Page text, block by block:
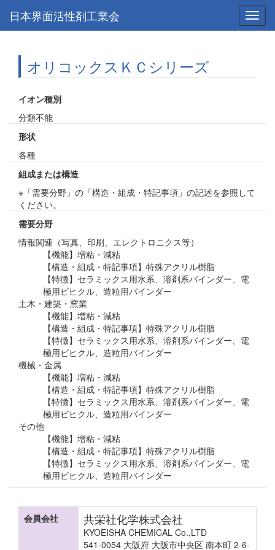
日本界面活性剤工業会
オリコックスＫＣシリーズ
イオン種別
分類不能
形状
各種
組成または構造
※「需要分野」の「構造・組成・特記事項」の記述を参照して
ください。
需要分野
情報関連（写真、印刷、エレクトロニクス等）
【機能】増粘・減粘
【構造・組成・特記事項】特殊アクリル樹脂
【特徴】セラミックス用水系、溶剤系バインダー、電
極用ビヒクル、造粒用バインダー
土木・建築・窯業
【機能】増粘・減粘
【構造・組成・特記事項】特殊アクリル樹脂
【特徴】セラミックス用水系、溶剤系バインダー、電
極用ビヒクル、造粒用バインダー
機械・金属
【機能】増粘・減粘
【構造・組成・特記事項】特殊アクリル樹脂
【特徴】セラミックス用水系、溶剤系バインダー、電
極用ビヒクル、造粒用バインダー
その他
【機能】増粘・減粘
【構造・組成・特記事項】特殊アクリル樹脂
【特徴】セラミックス用水系、溶剤系バインダー、電
極用ビヒクル、造粒用バインダー
会員会社 共栄社化学株式会社
KYOEISHA CHEMICAL Co.,LTD
541-0054 大阪府 大阪市中央区 南本町 2-6-